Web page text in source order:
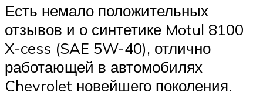
Есть немало положительных
отзывов и о синтетике Motul 8100
X-cess (SAE 5W-40), отлично
работающей в автомобилях
Chevrolet новейшего поколения.